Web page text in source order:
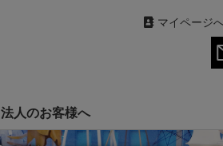
マイページ
法人のお客様へ